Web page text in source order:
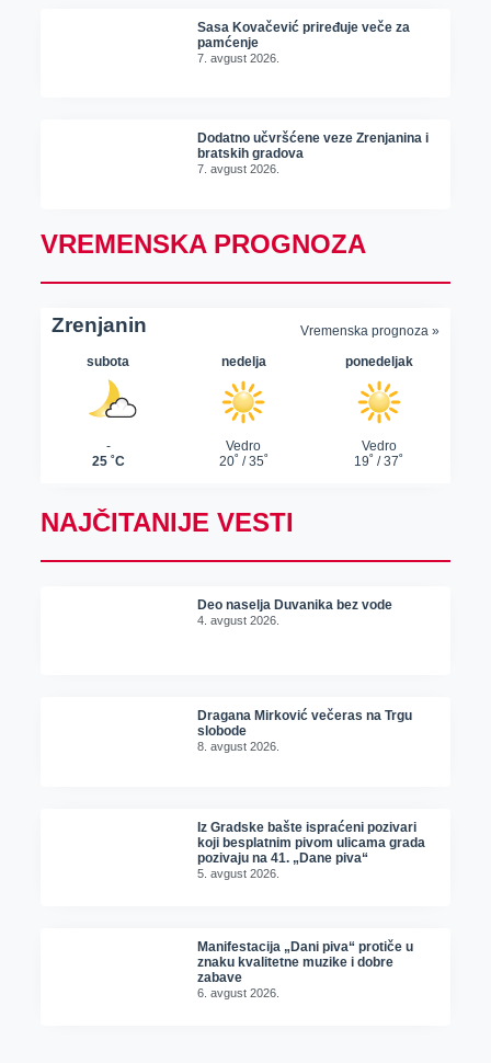
Sasa Kovačević priređuje veče za
pamćenje
7. avgust 2026.
Dodatno učvršćene veze Zrenjanina i
bratskih gradova
7. avgust 2026.
VREMENSKA PROGNOZA
NAJČITANIJE VESTI
Deo naselja Duvanika bez vode
4. avgust 2026.
Dragana Mirković večeras na Trgu
slobode
8. avgust 2026.
Iz Gradske bašte ispraćeni pozivari
koji besplatnim pivom ulicama grada
pozivaju na 41. „Dane piva“
5. avgust 2026.
Manifestacija „Dani piva“ protiče u
znaku kvalitetne muzike i dobre
zabave
6. avgust 2026.